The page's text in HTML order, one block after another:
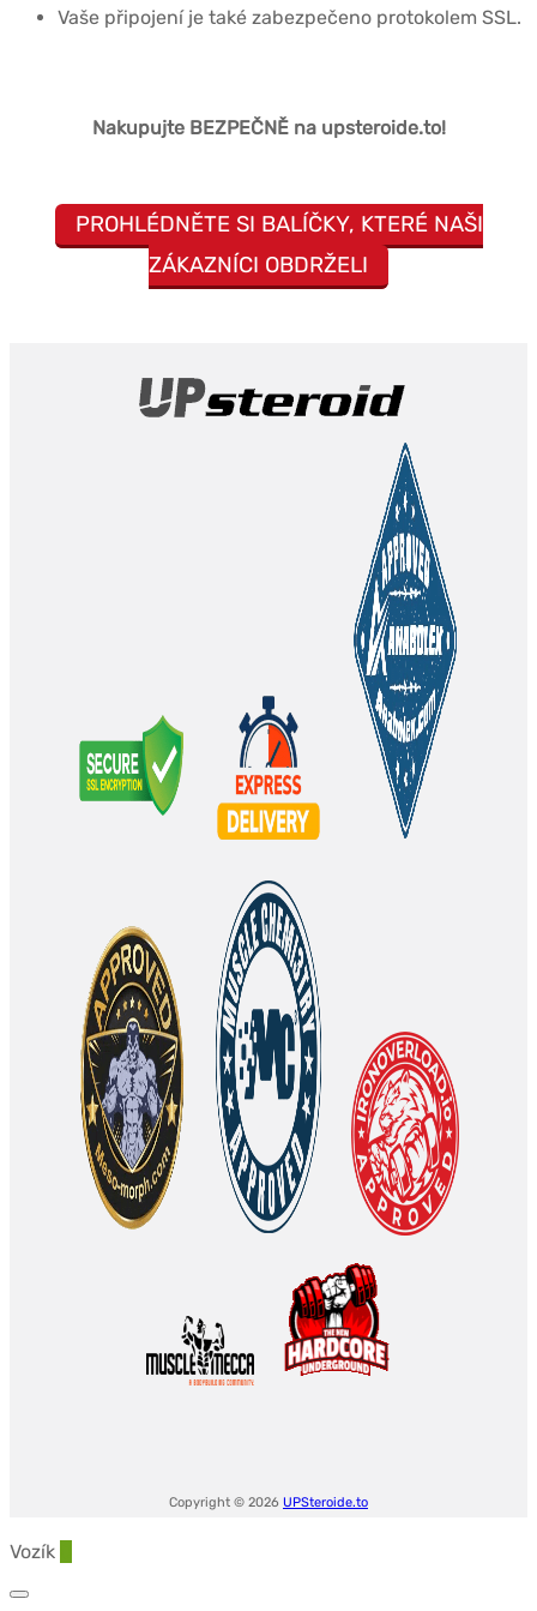
Vaše připojení je také zabezpečeno protokolem SSL.
Nakupujte BEZPEČNĚ na upsteroide.to!
PROHLÉDNĚTE SI BALÍČKY, KTERÉ NAŠI
ZÁKAZNÍCI OBDRŽELI
Copyright © 2026 UPSteroide.to
Vozík